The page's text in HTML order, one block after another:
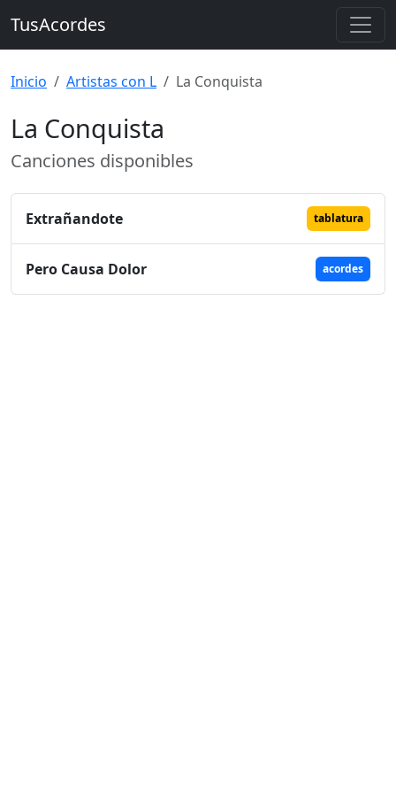
TusAcordes
Inicio Artistas con L La Conquista
La Conquista
Canciones disponibles
Extrañandote tablatura
Pero Causa Dolor acordes